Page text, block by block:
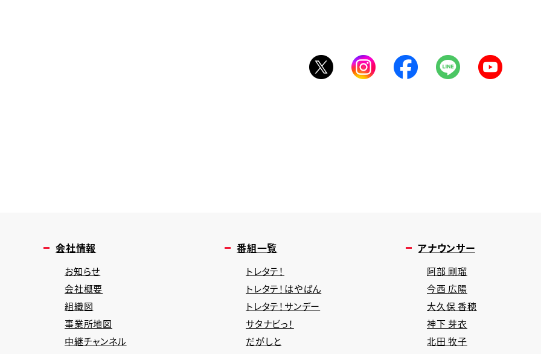
会社情報
お知らせ
会社概要
組織図
事業所地図
中継チャンネル
番組一覧
トレタテ！
トレタテ！はやばん
トレタテ！サンデー
サタナビっ！
だがしと
アナウンサー
阿部 剛瑠
今西 広陽
大久保 香穂
神下 芽衣
北田 牧子